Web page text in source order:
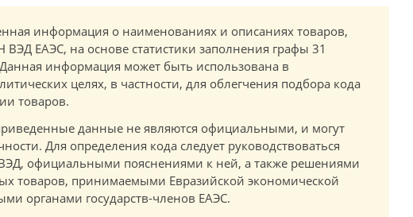
информация о наименованиях и описаниях товаров,
ВЭД ЕАЭС, на основе статистики заполнения графы 31
информация может быть использована в
целях, в частности, для облегчения подбора кода
товаров.
данные не являются официальными, и могут
Для определения кода следует руководствоваться
официальными пояснениями к ней, а также решениями
товаров, принимаемыми Евразийской экономической
органами государств-членов ЕАЭС.